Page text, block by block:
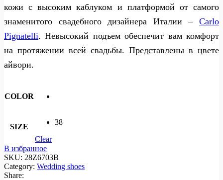
кожи с высоким каблуком и платформой от самого
знаменитого свадебного дизайнера Италии – Carlo
Pignatelli. Невысокий подъем обеспечит вам комфорт
на протяжении всей свадьбы. Представлены в цвете
айвори.
COLOR
SIZE
38
Clear
В избранное
SKU: 28Z6703B
Category: Wedding shoes
Share: